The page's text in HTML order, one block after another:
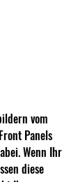
vom
Panels
Wenn Ihr
diese